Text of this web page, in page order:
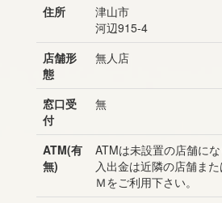
住所
津山市
河辺915-4
店舗形
態
無人店
窓口受
付
無
ATM(有
無)
ATMは未設置の店舗に
入出金は近隣の店舗ま
Ｍをご利用下さい。